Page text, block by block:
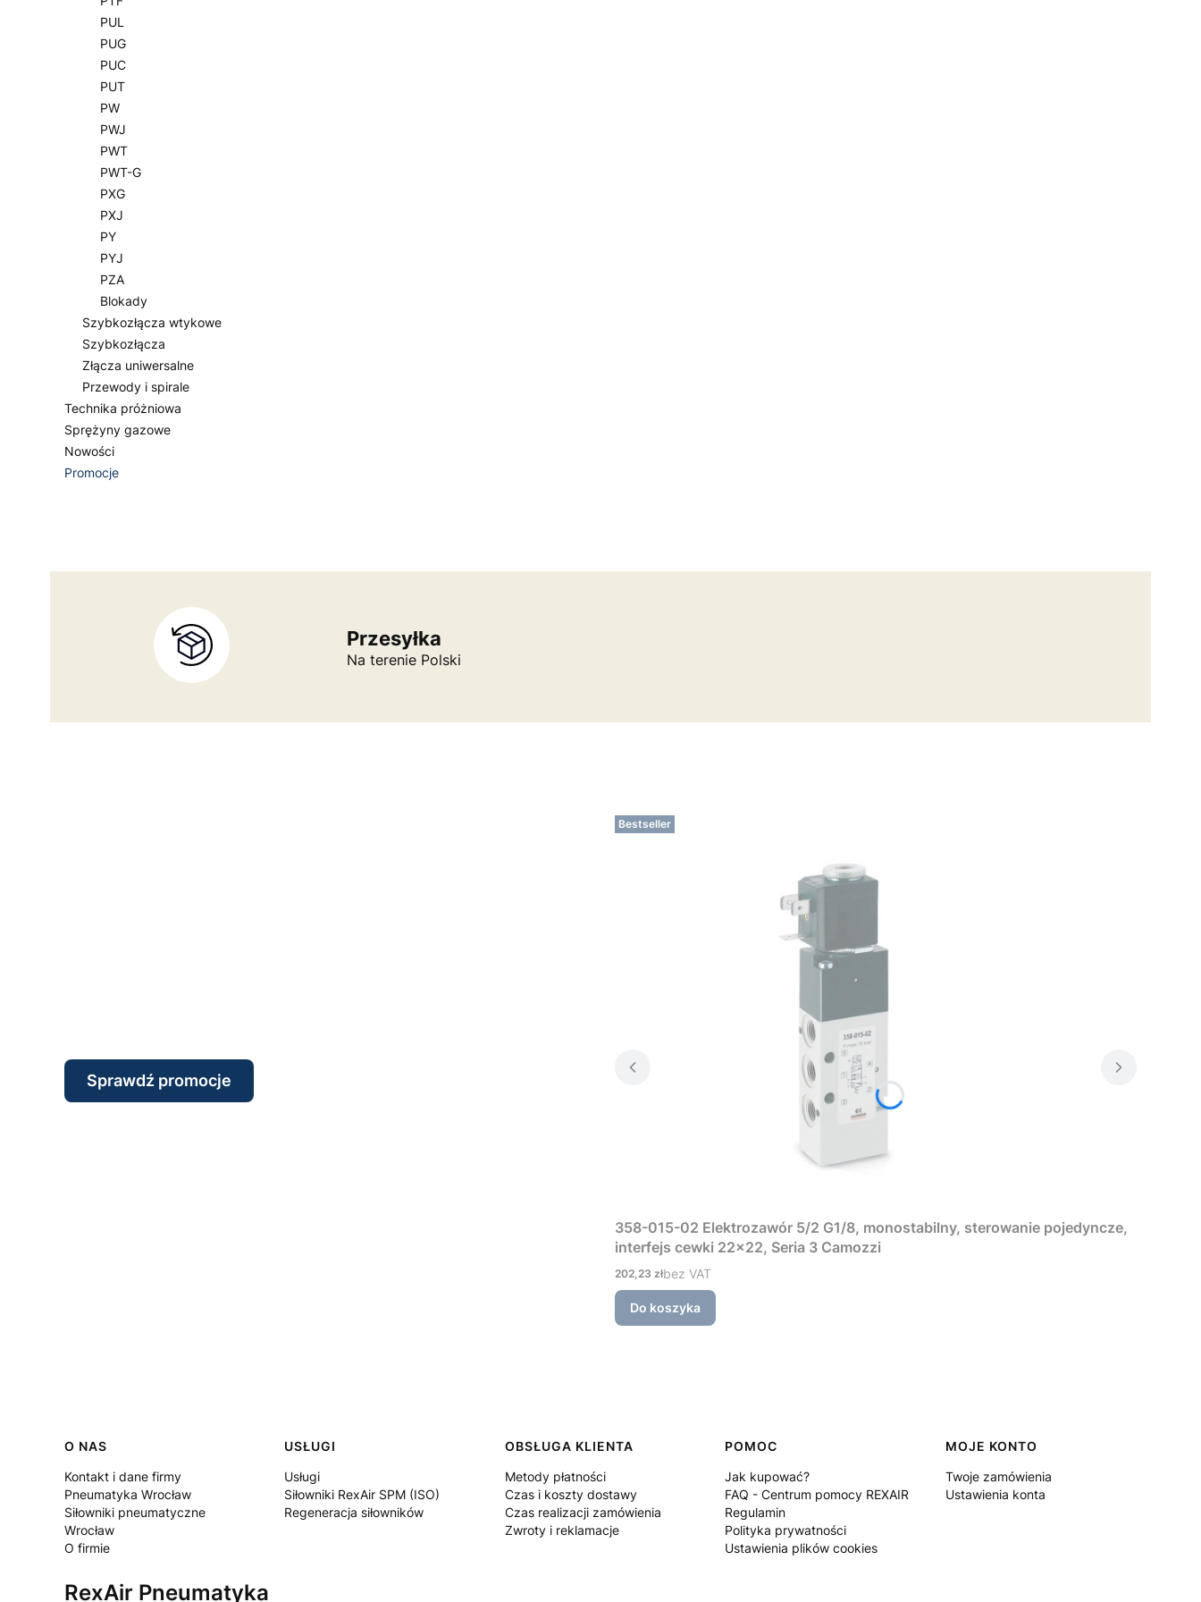
PUL
PUG
PUC
PUT
PW
PWJ
PWT
PWT-G
PXG
PXJ
PY
PYJ
PZA
Blokady
Szybkozłącza wtykowe
Szybkozłącza
Złącza uniwersalne
Przewody i spirale
Technika próżniowa
Sprężyny gazowe
Nowości
Promocje
Przesyłka
Na terenie Polski
Sprawdź promocje
Bestseller
358-015-02 Elektrozawór 5/2 G1/8, monostabilny, sterowanie pojedyncze,
interfejs cewki 22×22, Seria 3 Camozzi
Cena
202,23 złbez VAT
Do koszyka
Linki w stopce
O NAS
Kontakt i dane firmy
Pneumatyka Wrocław
Siłowniki pneumatyczne
Wrocław
O firmie
USŁUGI
Usługi
Siłowniki RexAir SPM (ISO)
Regeneracja siłowników
OBSŁUGA KLIENTA
Metody płatności
Czas i koszty dostawy
Czas realizacji zamówienia
Zwroty i reklamacje
POMOC
Jak kupować?
FAQ - Centrum pomocy REXAIR
Regulamin
Polityka prywatności
Ustawienia plików cookies
MOJE KONTO
Twoje zamówienia
Ustawienia konta
RexAir Pneumatyka